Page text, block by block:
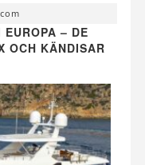
– DE
OCH KÄNDISAR